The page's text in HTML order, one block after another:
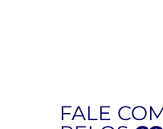
FALE